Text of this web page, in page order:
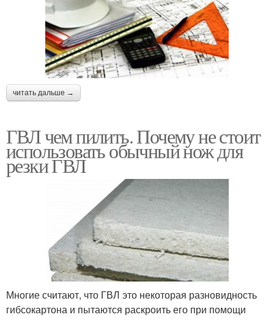
читать дальше →
ГВЛ чем пилить. Почему не стоит
использовать обычный нож для
резки ГВЛ
Многие считают, что ГВЛ это некоторая разновидность
гибсокартона и пытаются раскроить его при помощи